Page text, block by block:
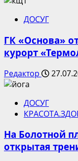
ДОСУГ
ГК «Основа»
курорт
Редактор
ДОСУГ
На Болотной
открытая